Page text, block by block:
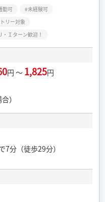
勤可
未経験可
リー対象
・Ｉターン歓迎！
円 ～ 1,825円
）
7分（徒歩29分）